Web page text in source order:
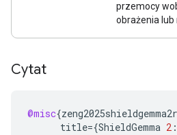
przemocy
obrażenia lub
Cytat
@misc{
title={ShieldGemma 2 :